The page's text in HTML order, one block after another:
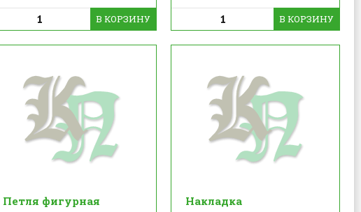
В КОРЗИНУ В КОРЗИНУ
Петля фигурная Накладка